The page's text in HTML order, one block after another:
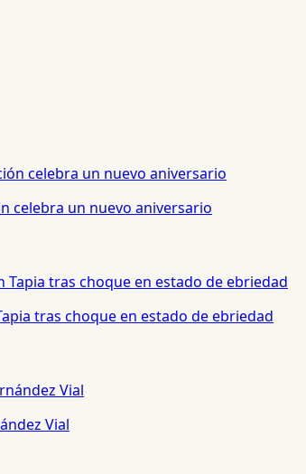
celebra un nuevo aniversario
tras choque en estado de ebriedad
Vial